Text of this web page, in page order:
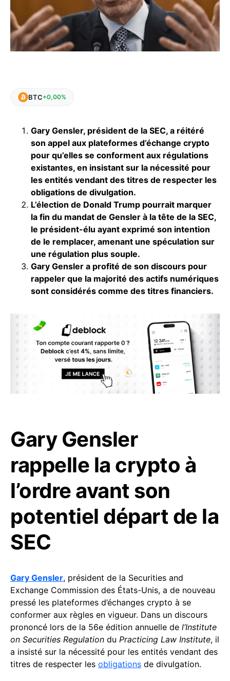
BTC+0,00%
Gary Gensler, président de la SEC, a réitéré
son appel aux plateformes d’échange crypto
pour qu’elles se conforment aux régulations
existantes, en insistant sur la nécessité pour
les entités vendant des titres de respecter les
obligations de divulgation.
L’élection de Donald Trump pourrait marquer
la fin du mandat de Gensler à la tête de la SEC,
le président-élu ayant exprimé son intention
de le remplacer, amenant une spéculation sur
une régulation plus souple.
Gary Gensler a profité de son discours pour
rappeler que la majorité des actifs numériques
sont considérés comme des titres financiers.
Gary Gensler
rappelle la crypto à
l’ordre avant son
potentiel départ de la
SEC
Gary Gensler, président de la Securities and
Exchange Commission des États-Unis, a de nouveau
pressé les plateformes d’échanges crypto à se
conformer aux règles en vigueur. Dans un discours
prononcé lors de la 56e édition annuelle de l’Institute
on Securities Regulation du Practicing Law Institute, il
a insisté sur la nécessité pour les entités vendant des
titres de respecter les obligations de divulgation.